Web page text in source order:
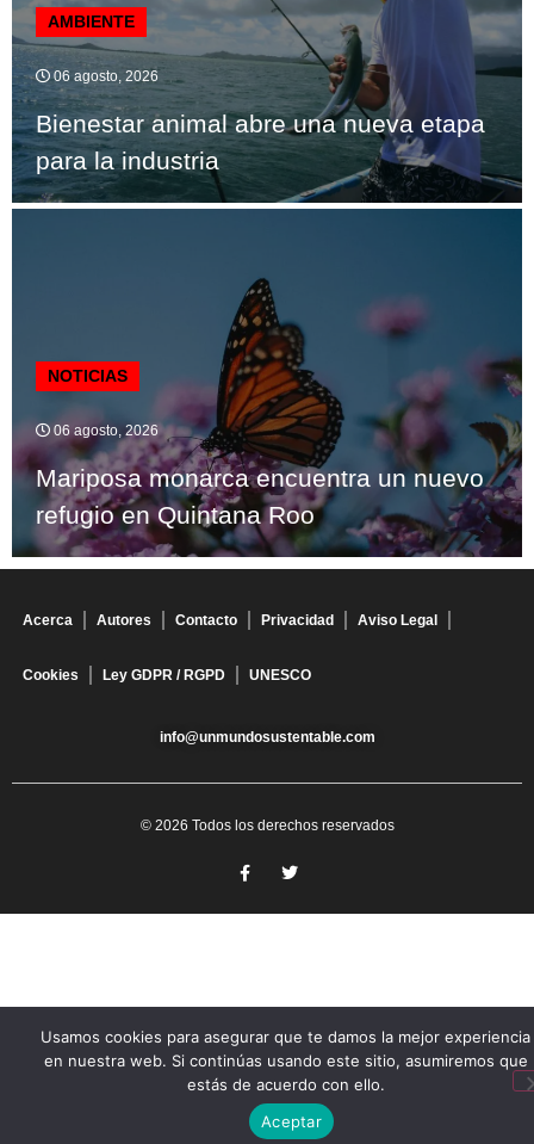
AMBIENTE
06 agosto, 2026
Bienestar animal abre una nueva etapa
para la industria
NOTICIAS
06 agosto, 2026
Mariposa monarca encuentra un nuevo
refugio en Quintana Roo
Acerca Autores Contacto Privacidad Aviso Legal
Cookies Ley GDPR / RGPD UNESCO
info@unmundosustentable.com
© 2026 Todos los derechos reservados
Usamos cookies para asegurar que te damos la mejor experiencia
en nuestra web. Si continúas usando este sitio, asumiremos que
estás de acuerdo con ello.
Aceptar